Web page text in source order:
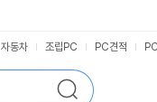
검
색
자동차 조립PC PC견적